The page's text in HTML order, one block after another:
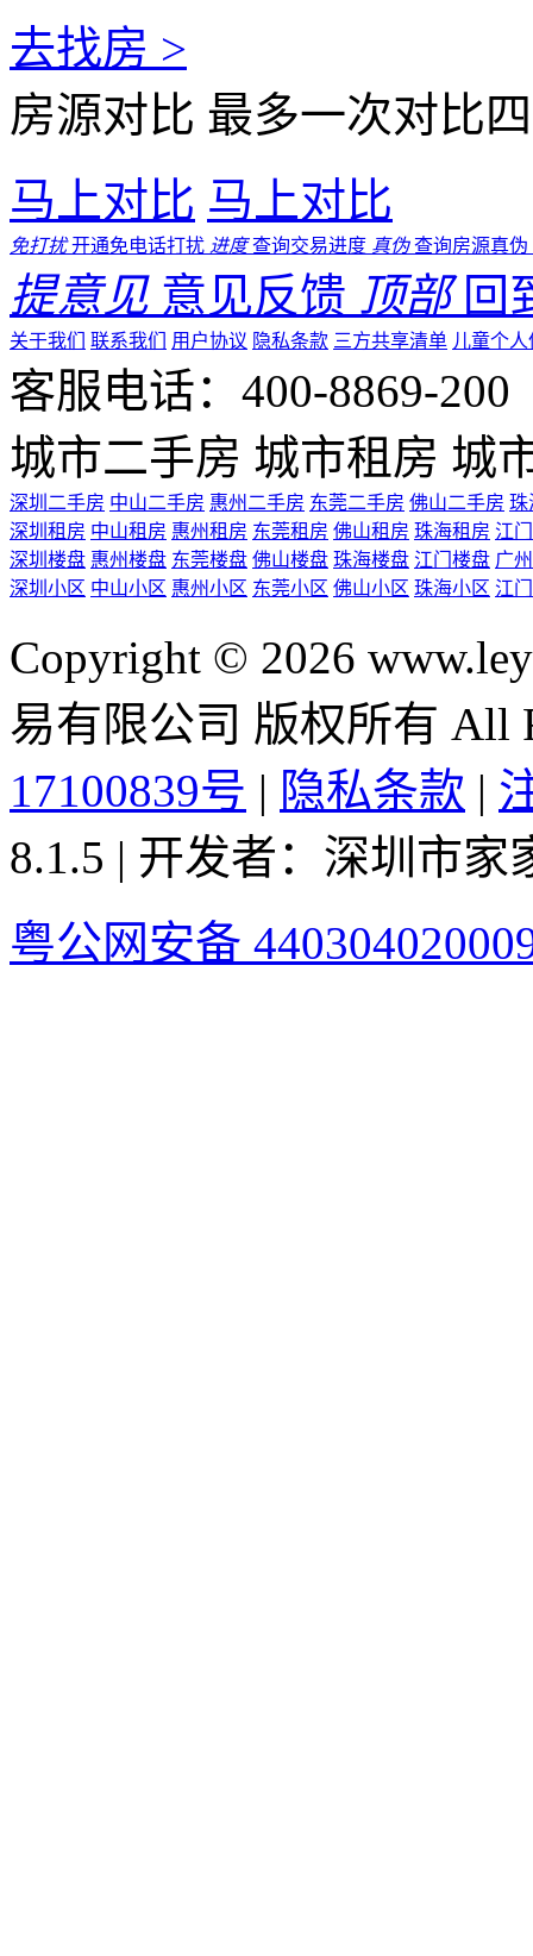
去找房 >
房源对比 最多一次对比
马上对比 马上对比
免打扰 开通免电话打扰 进度 查询交易进度 真伪 查询房源真伪
提意见 意见反馈 顶部 回
关于我们 联系我们 用户协议 隐私条款 三方共享清单 儿童个
客服电话：400-8869-200
城市二手房 城市租房 城
深圳二手房 中山二手房 惠州二手房 东莞二手房 佛山二手房 珠
深圳租房 中山租房 惠州租房 东莞租房 佛山租房 珠海租房 江
深圳楼盘 惠州楼盘 东莞楼盘 佛山楼盘 珠海楼盘 江门楼盘 广
深圳小区 中山小区 惠州小区 东莞小区 佛山小区 珠海小区 江
Copyright © 2026
易有限公司 版权所有 All
17100839号 | 隐私条款 |
8.1.5 | 开发者：深圳市
粤公网安备